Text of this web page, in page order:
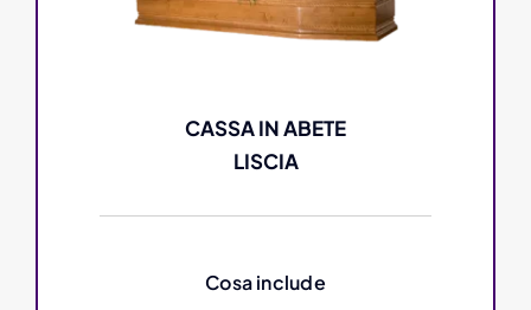
CASSA IN ABETE
LISCIA
Cosa include